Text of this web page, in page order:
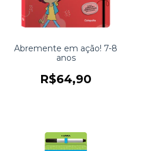
Abremente em ação! 7-8
anos
R$64,90